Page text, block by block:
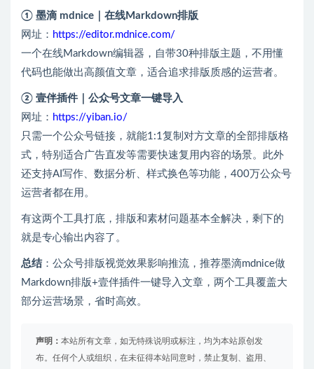
① 墨滴 mdnice｜在线Markdown排版
网址： https://editor.mdnice.com/
一个在线Markdown编辑器，自带30种排版主题，不用懂
代码也能做出高颜值文章，适合追求排版质感的运营者。
② 壹伴插件｜公众号文章一键导入
网址： https://yiban.io/
只需一个公众号链接，就能1:1复制对方文章的全部排版格
式，特别适合广告直发等需要快速复用内容的场景。此外
还支持AI写作、数据分析、样式换色等功能，400万公众号
运营者都在用。
有这两个工具打底，排版和素材问题基本全解决，剩下的
就是专心输出内容了。
总结：公众号排版视觉效果影响推流，推荐墨滴mdnice做
Markdown排版+壹伴插件一键导入文章，两个工具覆盖大
部分运营场景，省时高效。
声明： 本站所有文章，如无特殊说明或标注，均为本站原创发
布。任何个人或组织，在未征得本站同意时，禁止复制、盗用、